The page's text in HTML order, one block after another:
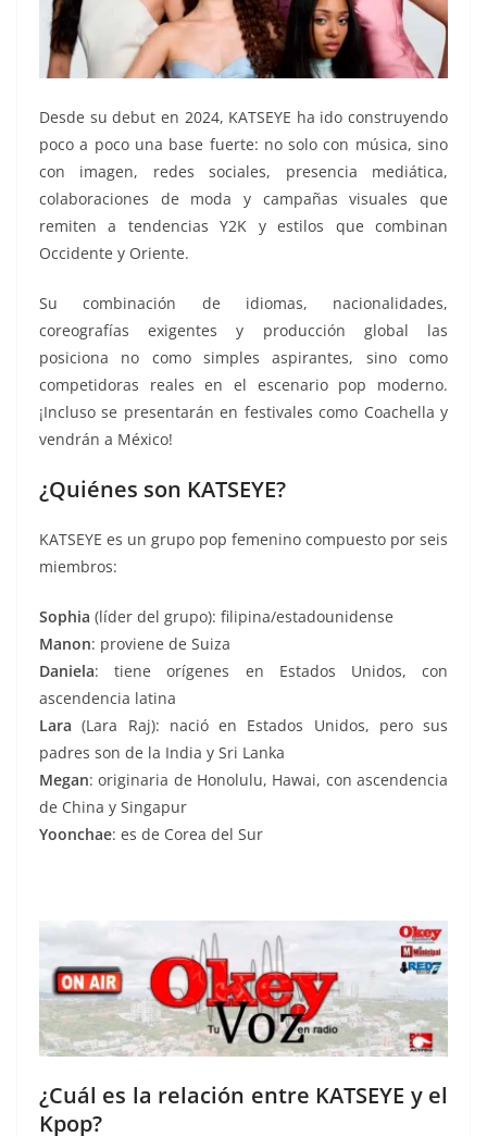
Desde su debut en 2024, KATSEYE ha ido construyendo
poco a poco una base fuerte: no solo con música, sino
con imagen, redes sociales, presencia mediática,
colaboraciones de moda y campañas visuales que
remiten a tendencias Y2K y estilos que combinan
Occidente y Oriente.
Su combinación de idiomas, nacionalidades,
coreografías exigentes y producción global las
posiciona no como simples aspirantes, sino como
competidoras reales en el escenario pop moderno.
¡Incluso se presentarán en festivales como Coachella y
vendrán a México!
¿Quiénes son KATSEYE?
KATSEYE es un grupo pop femenino compuesto por seis
miembros:
Sophia (líder del grupo): filipina/estadounidense
Manon: proviene de Suiza
Daniela: tiene orígenes en Estados Unidos, con
ascendencia latina
Lara (Lara Raj): nació en Estados Unidos, pero sus
padres son de la India y Sri Lanka
Megan: originaria de Honolulu, Hawai, con ascendencia
de China y Singapur
Yoonchae: es de Corea del Sur
¿Cuál es la relación entre KATSEYE y el
Kpop?